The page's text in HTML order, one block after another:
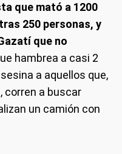
que mató a 1200
250 personas, y
que no
hambrea a casi 2
a aquellos que,
corren a buscar
un camión con